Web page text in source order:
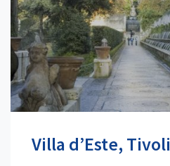
Villa d’Este, Tivoli